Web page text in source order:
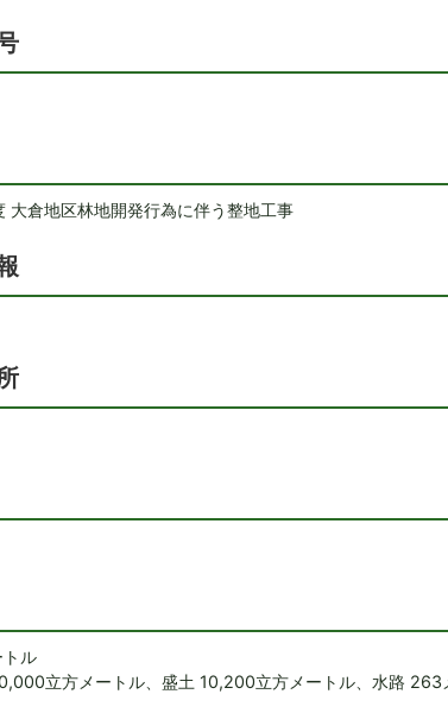
大倉地区林地開発行為に伴う整地工事
ル
立方メートル、盛土 10,200立方メートル、水路 263